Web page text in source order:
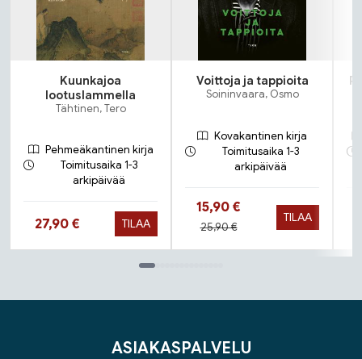
Kuunkajoa
lootuslammella
Tähtinen, Tero
Pehmeäkantinen kirja
Toimitusaika 1-3
arkipäivää
Hinta nyt
27,90 € TILAA
Voittoja ja tappioita
Soininvaara, Osmo
Kovakantinen kirja
Toimitusaika 1-3
arkipäivää
Hinta nyt
15,90 €
Hinta aiemmin
25,90 €
TILAA
ASIAKASPALVELU